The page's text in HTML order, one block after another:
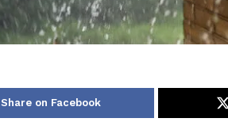
Share on Facebook